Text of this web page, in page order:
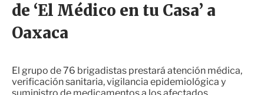
r
de ‘El Médico en tu Casa’ a
Oaxaca
El grupo de 76 brigadistas prestará atención médica,
verificación sanitaria, vigilancia epidemiológica y